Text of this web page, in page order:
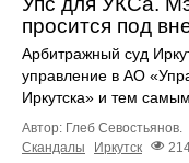
просится под
Арбитражный суд
управление в АО
Иркутска» и тем
Автор: Глеб Севостьянов.
Скандалы
Иркутск